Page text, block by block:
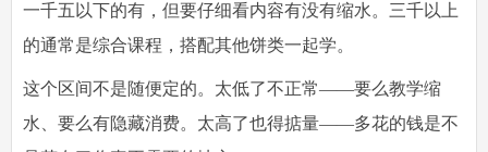
一千五以下的有，但要仔细看内容有没有缩水。三千以上
的通常是综合课程，搭配其他饼类一起学。
这个区间不是随便定的。太低了不正常——要么教学缩
水、要么有隐藏消费。太高了也得掂量——多花的钱是不